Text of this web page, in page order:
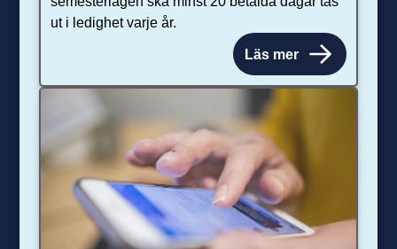
ut i ledighet varje år.
Läs mer